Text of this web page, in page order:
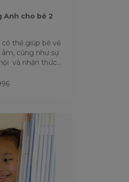
Anh cho bé 2
có thể giúp bé về
cũng như sự
và nhận thức